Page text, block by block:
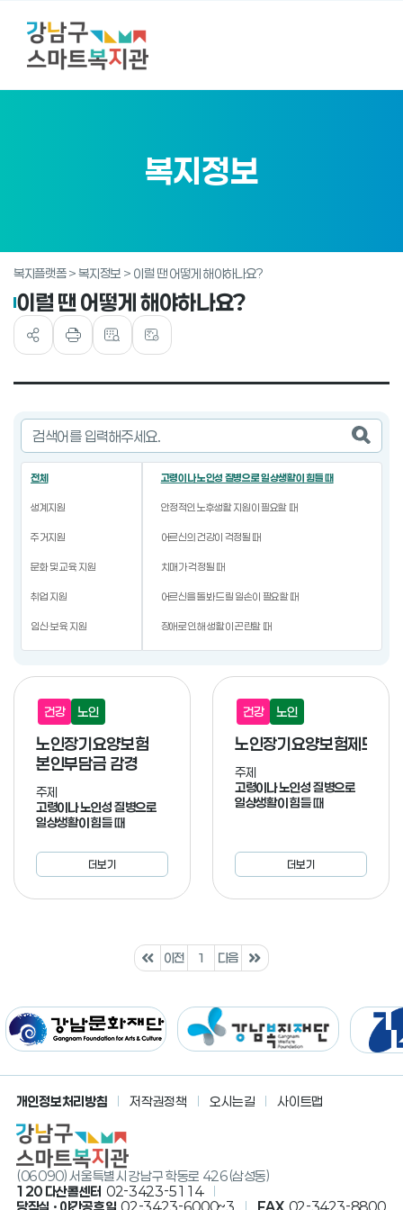
복지정보
복지플랫폼 > 복지정보 > 이럴 땐 어떻게 해야하나요?
이럴 땐 어떻게 해야하나요?
검색
전체
생계지원
주거지원
문화 및 교육 지원
취업 지원
임신·보육 지원
노령층 지원
장애인 지원
보훈대상자 지원
어린 자녀의 건강관리가 필요할 때
교육비가 부담될 때
교육비가 부담될 때 (장학금 등 지원)
교육비가 부담될 때 (학자금대출 지원)
의료비 부담을 덜고 싶을 때
고령이나 노인성 질병으로 일상생활이 힘들 때
안정적인 노후생활 지원이 필요할 때
어르신의 건강이 걱정될 때
치매가 걱정될 때
어르신을 돌봐 드릴 일손이 필요할 때
장애로 인해 생활이 곤란할 때
교육의 기회를 원할 때
사회활동과 자립을 원할 때
장애인을 위한 세제혜택을 받고 싶을 때
지역사회 복지시설을 이용하고 싶을 때
일자리가 필요할 때(직업능력개발 및 일자리 지원)
생활 속 갈등을 현명하게 풀어내고 싶을 때
재정적인 도움이 필요할 때
본인이나 가족이 보훈대상자일 때(생활안정 지원)
본인이나 가족이 보훈대상자일 때(본인 및 자녀
교육비 지원)
어르신을 위한 요금감면 혜택이 궁금할 때
각종요금을 감면받고 싶을 때
건강 노인
노인장기요양보험
본인부담금 감경
주제
고령이나 노인성 질병으로
일상생활이 힘들 때
더보기
건강 노인
노인장기요양보험제도
주제
고령이나 노인성 질병으로
일상생활이 힘들 때
더보기
이전 1 다음
개인정보처리방침 저작권정책 오시는길 사이트맵
(06090) 서울특별시 강남구 학동로 426(삼성동)
120 다산콜센터 02-3423-5114
당직실 · 야간공휴일 02-3423-6000~3 FAX 02-3423-8800